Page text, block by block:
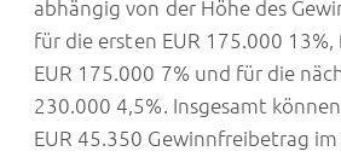
abhängig von der Höhe des
für die ersten EUR 175.000
EUR 175.000 7% und für die
230.000 4,5%. Insgesamt
EUR 45.350 Gewinnfreibetrag